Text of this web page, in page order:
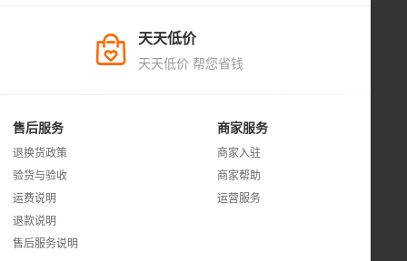
天天低价
天天低价 帮您省钱
售后服务
退换货政策
验货与验收
运费说明
退款说明
售后服务说明
商家服务
商家入驻
商家帮助
运营服务